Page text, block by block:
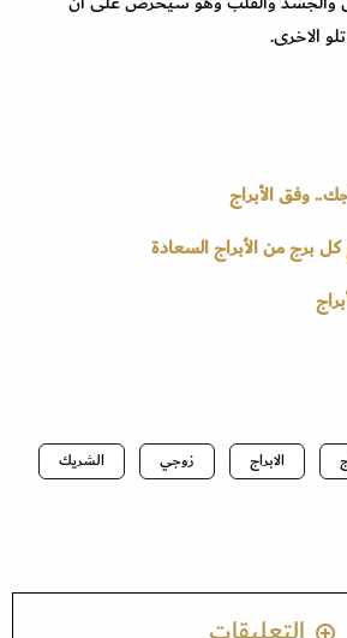
الاخرى.
وفق الأبراج
برج من الأبراج السعادة
الابراج زوجي
الشريك